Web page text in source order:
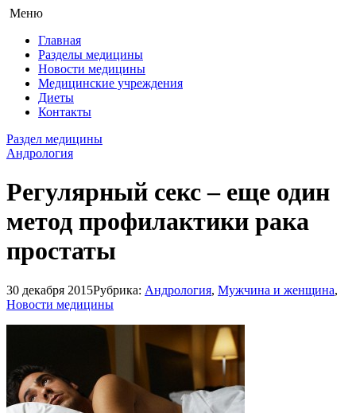
Меню
Главная
Разделы медицины
Новости медицины
Медицинские учреждения
Диеты
Контакты
Раздел медицины
Андрология
Регулярный секс – еще один
метод профилактики рака
простаты
30 декабря 2015Рубрика: Андрология, Мужчина и женщина,
Новости медицины